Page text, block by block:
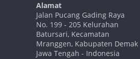
Alamat
Jalan Pucang Gading Raya
No. 199 - 205 Kelurahan
Batursari, Kecamatan
Mranggen, Kabupaten Demak
Jawa Tengah - Indonesia